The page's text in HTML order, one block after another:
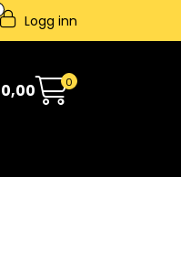
Logg inn
0,00 0